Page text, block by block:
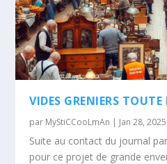
VIDES GRENIERS TOUTE
par MyStiCCooLmAn | Jan 28, 2025
Suite au contact du journal
pour ce projet de grande